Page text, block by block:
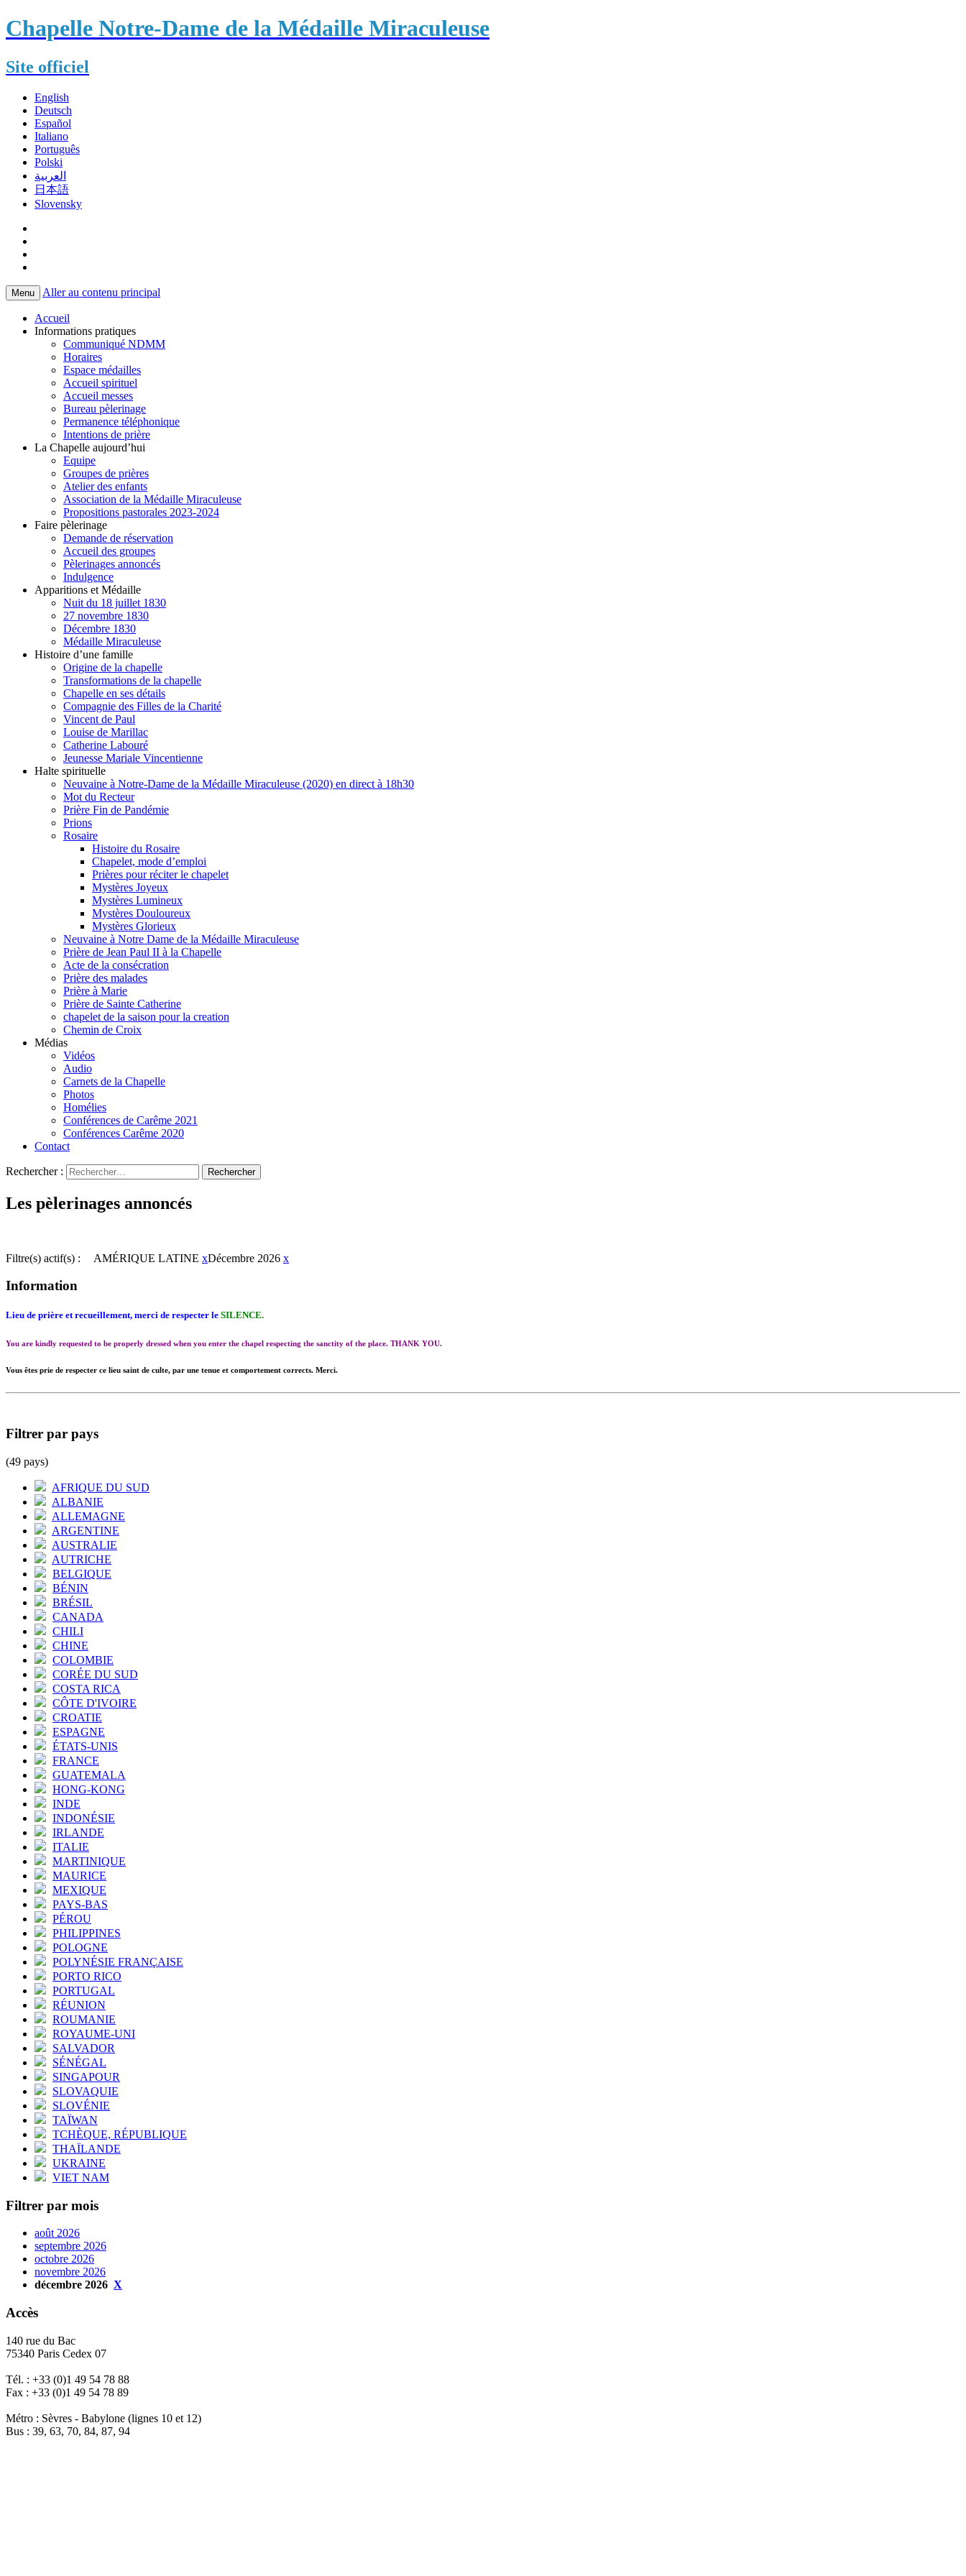
Chapelle Notre-Dame de la Médaille Miraculeuse
Site officiel
English
Deutsch
Español
Italiano
Português
Polski
العربية
日本語
Slovensky
Menu Aller au contenu principal
Accueil
Informations pratiques
Communiqué NDMM
Horaires
Espace médailles
Accueil spirituel
Accueil messes
Bureau pèlerinage
Permanence téléphonique
Intentions de prière
La Chapelle aujourd’hui
Equipe
Groupes de prières
Atelier des enfants
Association de la Médaille Miraculeuse
Propositions pastorales 2023-2024
Faire pèlerinage
Demande de réservation
Accueil des groupes
Pèlerinages annoncés
Indulgence
Apparitions et Médaille
Nuit du 18 juillet 1830
27 novembre 1830
Décembre 1830
Médaille Miraculeuse
Histoire d’une famille
Origine de la chapelle
Transformations de la chapelle
Chapelle en ses détails
Compagnie des Filles de la Charité
Vincent de Paul
Louise de Marillac
Catherine Labouré
Jeunesse Mariale Vincentienne
Halte spirituelle
Neuvaine à Notre-Dame de la Médaille Miraculeuse (2020) en direct à 18h30
Mot du Recteur
Prière Fin de Pandémie
Prions
Rosaire
Histoire du Rosaire
Chapelet, mode d’emploi
Prières pour réciter le chapelet
Mystères Joyeux
Mystères Lumineux
Mystères Douloureux
Mystères Glorieux
Neuvaine à Notre Dame de la Médaille Miraculeuse
Prière de Jean Paul II à la Chapelle
Acte de la consécration
Prière des malades
Prière à Marie
Prière de Sainte Catherine
chapelet de la saison pour la creation
Chemin de Croix
Médias
Vidéos
Audio
Carnets de la Chapelle
Photos
Homélies
Conférences de Carême 2021
Conférences Carême 2020
Contact
Rechercher :
Les pèlerinages annoncés
Filtre(s) actif(s) : AMÉRIQUE LATINE xDécembre 2026 x
Information
Lieu de prière et recueillement, merci de respecter le SILENCE.
You are kindly requested to be properly dressed when you enter the chapel respecting the sanctity of the place. THANK YOU.
Vous êtes prie de respecter ce lieu saint de culte, par une tenue et comportement corrects. Merci.
Filtrer par pays
(49 pays)
AFRIQUE DU SUD
ALBANIE
ALLEMAGNE
ARGENTINE
AUSTRALIE
AUTRICHE
BELGIQUE
BÉNIN
BRÉSIL
CANADA
CHILI
CHINE
COLOMBIE
CORÉE DU SUD
COSTA RICA
CÔTE D'IVOIRE
CROATIE
ESPAGNE
ÉTATS-UNIS
FRANCE
GUATEMALA
HONG-KONG
INDE
INDONÉSIE
IRLANDE
ITALIE
MARTINIQUE
MAURICE
MEXIQUE
PAYS-BAS
PÉROU
PHILIPPINES
POLOGNE
POLYNÉSIE FRANÇAISE
PORTO RICO
PORTUGAL
RÉUNION
ROUMANIE
ROYAUME-UNI
SALVADOR
SÉNÉGAL
SINGAPOUR
SLOVAQUIE
SLOVÉNIE
TAÏWAN
TCHÈQUE, RÉPUBLIQUE
THAÏLANDE
UKRAINE
VIET NAM
Filtrer par mois
août 2026
septembre 2026
octobre 2026
novembre 2026
décembre 2026 X
Accès
140 rue du Bac
75340 Paris Cedex 07
Tél. : +33 (0)1 49 54 78 88
Fax : +33 (0)1 49 54 78 89
Métro : Sèvres - Babylone (lignes 10 et 12)
Bus : 39, 63, 70, 84, 87, 94